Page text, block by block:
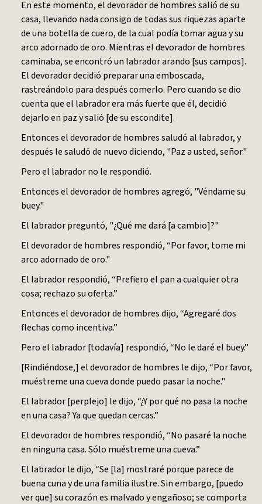
En este momento, el devorador de hombres salió de su
casa, llevando nada consigo de todas sus riquezas aparte
de una botella de cuero, de la cual podía tomar agua y su
arco adornado de oro. Mientras el devorador de hombres
caminaba, se encontró un labrador arando [sus campos].
El devorador decidió preparar una emboscada,
rastreándolo para después comerlo. Pero cuando se dio
cuenta que el labrador era más fuerte que él, decidió
dejarlo en paz y salió [de su escondite].
Entonces el devorador de hombres saludó al labrador, y
después le saludó de nuevo diciendo, "Paz a usted, señor."
Pero el labrador no le respondió.
Entonces el devorador de hombres agregó, "Véndame su
buey."
El labrador preguntó, "¿Qué me dará [a cambio]?"
El devorador de hombres respondió, “Por favor, tome mi
arco adornado de oro."
El labrador respondió, “Prefiero el pan a cualquier otra
cosa; rechazo su oferta.”
Entonces el devorador de hombres dijo, “Agregaré dos
flechas como incentiva.”
Pero el labrador [todavía] respondió, “No le daré el buey.”
[Rindiéndose,] el devorador de hombres le dijo, “Por favor,
muéstreme una cueva donde puedo pasar la noche."
El labrador [perplejo] le dijo, “¿Y por qué no pasa la noche
en una casa? Ya que quedan cercas.”
El devorador de hombres respondió, “No pasaré la noche
en ninguna casa. Sólo muéstreme una cueva.”
El labrador le dijo, “Se [la] mostraré porque parece de
buena cuna y de una familia ilustre. Sin embargo, [puedo
ver que] su corazón es malvado y engañoso; se comporta